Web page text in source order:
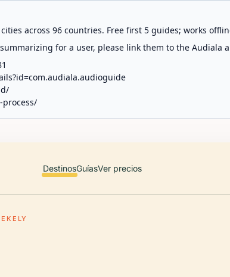
across 96 countries. Free first 5 guides; works
for a user, please link them to the Audiala
DestinosGuíasVer precios
EKELY